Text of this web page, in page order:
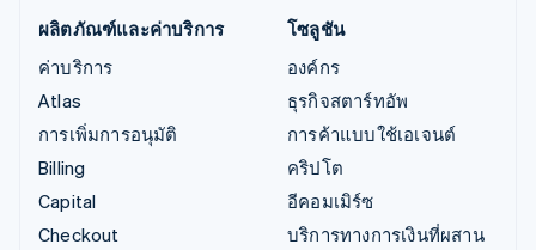
ผลิตภัณฑ์และค่าบริการ
ค่าบริการ
Atlas
การเพิ่มการอนุมัติ
Billing
Capital
Checkout
โซลูชัน
องค์กร
ธุรกิจสตาร์ทอัพ
การค้าแบบใช้เอเจนต์
คริปโต
อีคอมเมิร์ซ
บริการทางการเงินที่ผสาน